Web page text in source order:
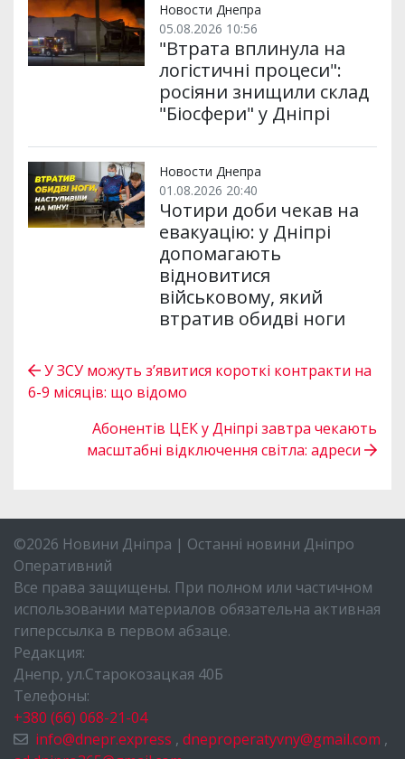
Новости Днепра
05.08.2026 10:56
"Втрата вплинула на
логістичні процеси":
росіяни знищили склад
"Біосфери" у Дніпрі
Новости Днепра
01.08.2026 20:40
Чотири доби чекав на
евакуацію: у Дніпрі
допомагають
відновитися
військовому, який
втратив обидві ноги
У ЗСУ можуть з’явитися короткі контракти на
6-9 місяців: що відомо
Абонентів ЦЕК у Дніпрі завтра чекають
масштабні відключення світла: адреси
©2026 Новини Дніпра | Останні новини Дніпро
Оперативний
Все права защищены. При полном или частичном
использовании материалов обязательна активная
гиперссылка в первом абзаце.
Редакция:
Днепр, ул.Старокозацкая 40Б
Телефоны:
+380 (66) 068-21-04
info@dnepr.express , dneproperatyvny@gmail.com ,